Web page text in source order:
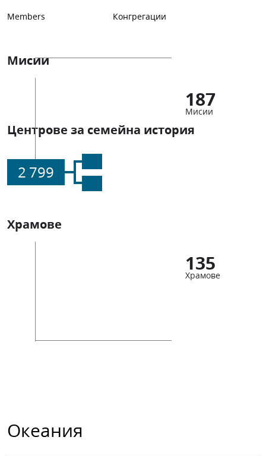
Members Конгрегации
Мисии
187
Мисии
Центрове за семейна история
2 799
Храмове
135
Храмове
Океания